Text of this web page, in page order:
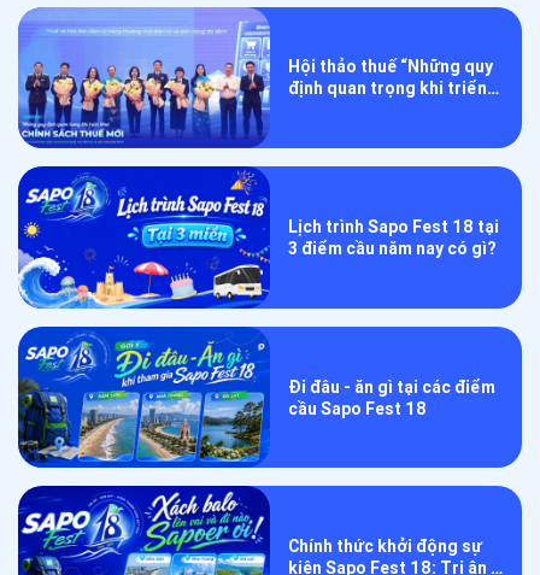
Hội thảo thuế “Những quy
định quan trọng khi triển
Lịch trình Sapo Fest 18 tại
3 điểm cầu năm nay có gì?
Đi đâu - ăn gì tại các điểm
cầu Sapo Fest 18
Chính thức khởi động sự
kiện Sapo Fest 18: Tri ân –